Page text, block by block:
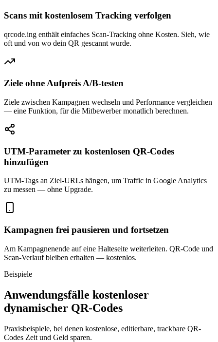
Scans mit kostenlosem Tracking verfolgen
qrcode.ing enthält einfaches Scan-Tracking ohne Kosten. Sieh, wie
oft und von wo dein QR gescannt wurde.
Ziele ohne Aufpreis A/B-testen
Ziele zwischen Kampagnen wechseln und Performance vergleichen
— eine Funktion, für die Mitbewerber monatlich berechnen.
UTM-Parameter zu kostenlosen QR-Codes
hinzufügen
UTM-Tags an Ziel-URLs hängen, um Traffic in Google Analytics
zu messen — ohne Upgrade.
Kampagnen frei pausieren und fortsetzen
Am Kampagnenende auf eine Halteseite weiterleiten. QR-Code und
Scan-Verlauf bleiben erhalten — kostenlos.
Beispiele
Anwendungsfälle kostenloser
dynamischer QR-Codes
Praxisbeispiele, bei denen kostenlose, editierbare, trackbare QR-
Codes Zeit und Geld sparen.